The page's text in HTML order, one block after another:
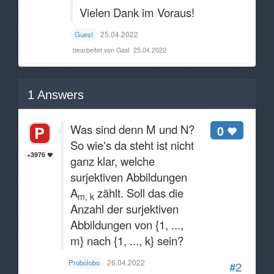
Vielen Dank im Voraus!
Guest 25.04.2022
bearbeitet von Gast 25.04.2022
1 Answers
#2
+3976
0
Was sind denn M und N?
So wie's da steht ist nicht
ganz klar, welche
surjektiven Abbildungen
Am, k zählt. Soll das die
Anzahl der surjektiven
Abbildungen von {1, ...,
m} nach {1, ..., k} sein?
Probolobo 26.04.2022